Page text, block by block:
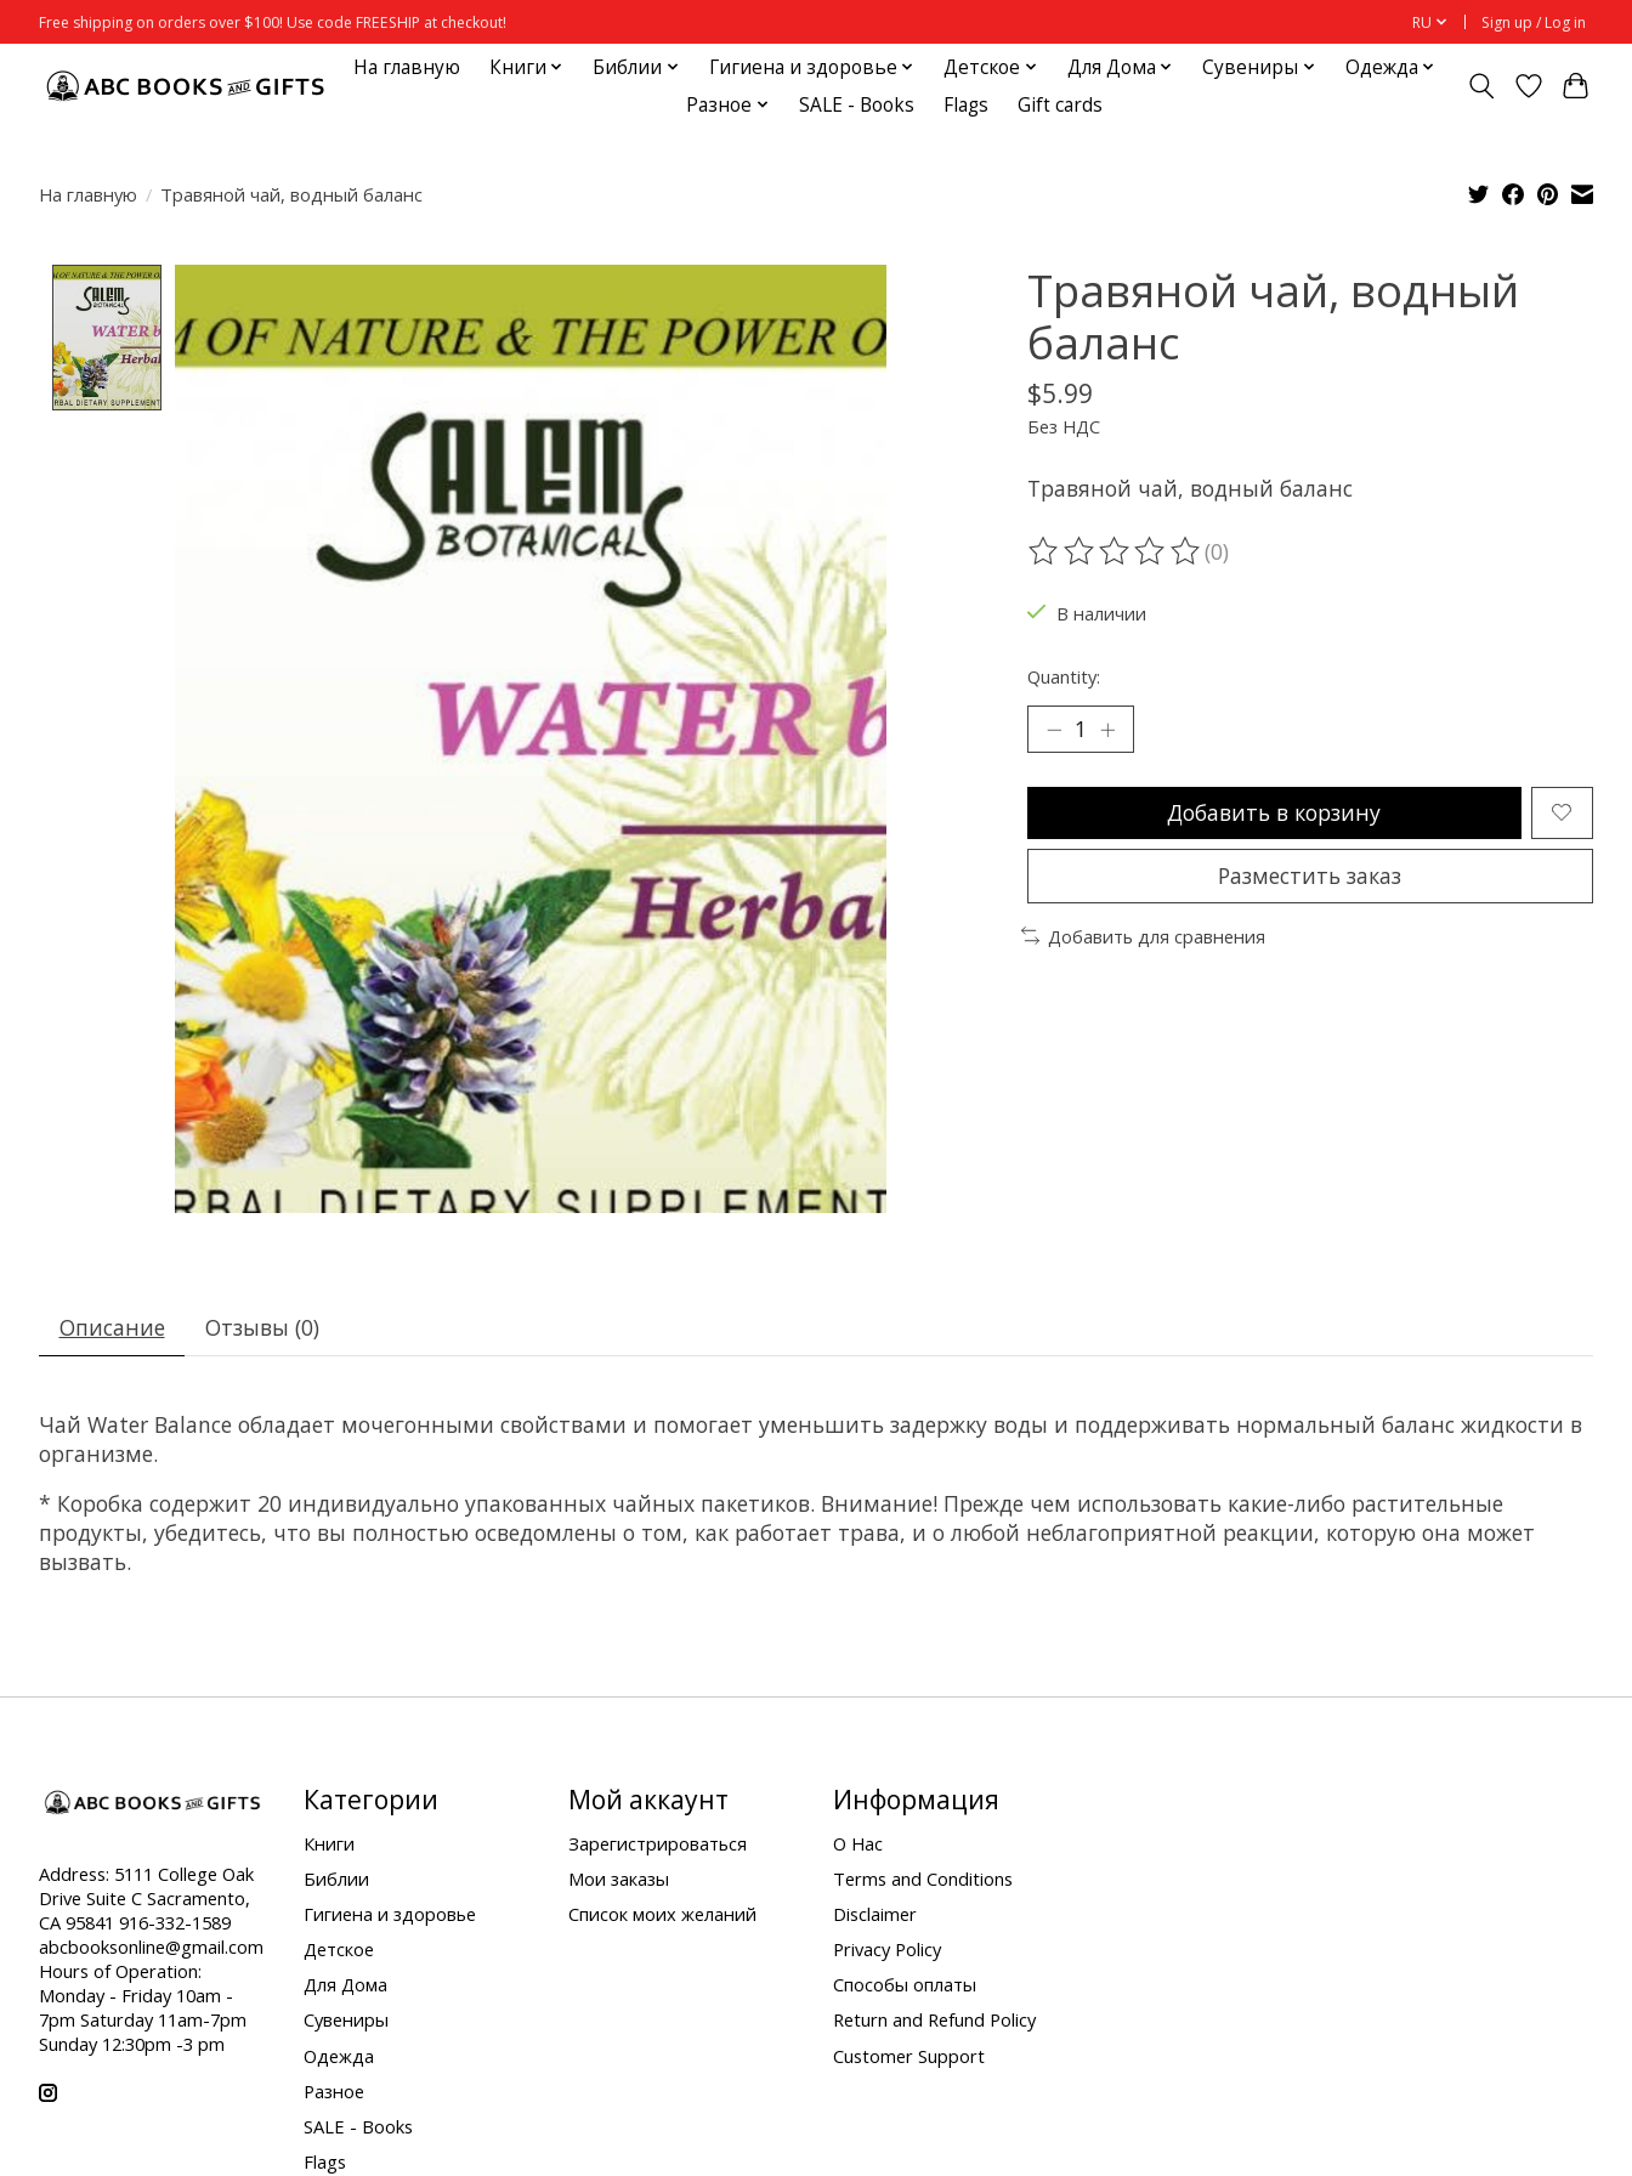
Free shipping on orders over $100! Use code FREESHIP at checkout! RU Sign up / Log in
На главную Книги Библии Гигиена и здоровье Детское Для Дома Сувениры
Одежда
Разное
SALE - Books Flags Gift cards
На главную / Травяной чай, водный баланс
Травяной чай, водный
баланс
$5.99
Без НДС
Травяной чай, водный баланс
The rating of this product is
(0)
В наличии
Quantity:
Добавить в корзину
Разместить заказ
Добавить для сравнения
Описание Отзывы (0)
Чай Water Balance обладает мочегонными свойствами и помогает уменьшить задержку воды и поддерживать нормальный баланс жидкости в
организме.
* Коробка содержит 20 индивидуально упакованных чайных пакетиков. Внимание! Прежде чем использовать какие-либо растительные
продукты, убедитесь, что вы полностью осведомлены о том, как работает трава, и о любой неблагоприятной реакции, которую она может
вызвать.
Address: 5111 College Oak
Drive Suite C Sacramento,
CA 95841 916-332-1589
abcbooksonline@gmail.com
Hours of Operation:
Monday - Friday 10am -
7pm Saturday 11am-7pm
Sunday 12:30pm -3 pm
Категории
Книги
Библии
Гигиена и здоровье
Детское
Для Дома
Сувениры
Одежда
Разное
SALE - Books
Flags
Мой аккаунт
Зарегистрироваться
Мои заказы
Список моих желаний
Информация
О Нас
Terms and Conditions
Disclaimer
Privacy Policy
Способы оплаты
Return and Refund Policy
Customer Support